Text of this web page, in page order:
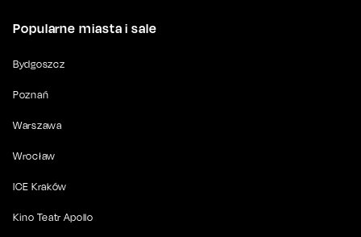
Popularne miasta i sale
Bydgoszcz
Poznań
Warszawa
Wrocław
ICE Kraków
Kino Teatr Apollo